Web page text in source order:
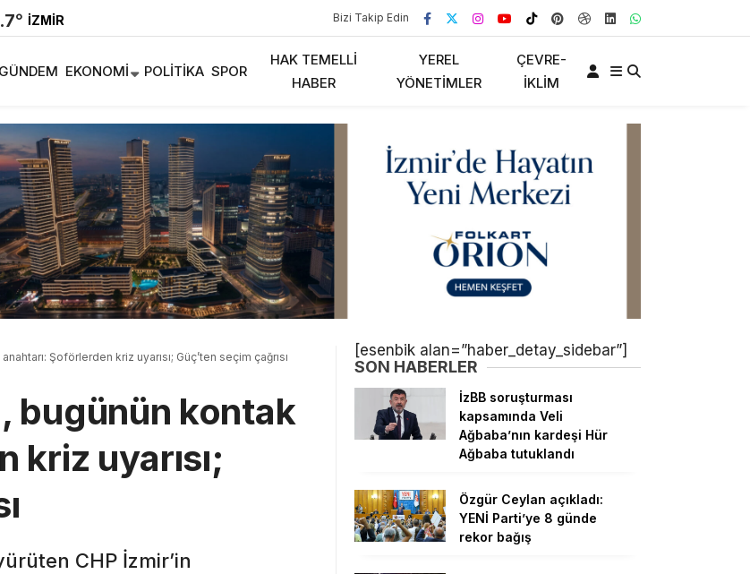
° İZMIR Bizi Takip Edin
GÜNDEM EKONOMI POLITIKA SPOR
HAK TEMELLI
HABER
YEREL
YÖNETIMLER
ÇEVRE-
İKLIM
Şoförlerden kriz uyarısı; Güç’ten seçim çağrısı
bugünün kontak
kriz uyarısı;
CHP İzmir’in
[esenbik alan=”haber_detay_sidebar”]
SON HABERLER
İzBB soruşturması
kapsamında Veli
Ağbaba’nın kardeşi Hür
Ağbaba tutuklandı
Özgür Ceylan açıkladı:
YENİ Parti’ye 8 günde
rekor bağış